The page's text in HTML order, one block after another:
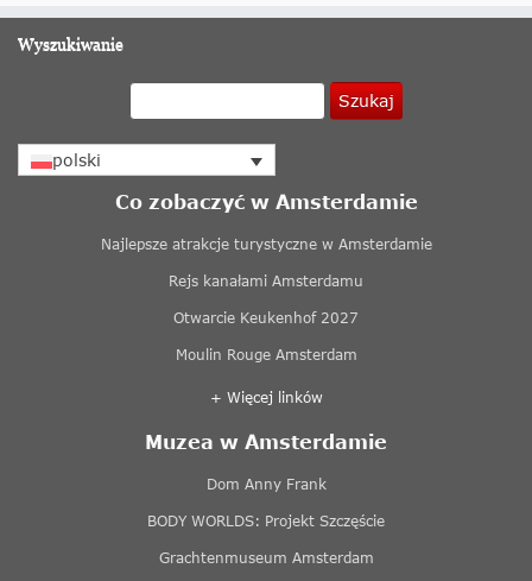
Wyszukiwanie
Szukaj
polski
Co zobaczyć w Amsterdamie
Najlepsze atrakcje turystyczne w Amsterdamie
Rejs kanałami Amsterdamu
Otwarcie Keukenhof 2027
Moulin Rouge Amsterdam
+ Więcej linków
Muzea w Amsterdamie
Dom Anny Frank
BODY WORLDS: Projekt Szczęście
Grachtenmuseum Amsterdam